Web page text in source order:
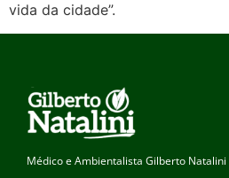
vida da cidade”.
Médico e Ambientalista Gilberto Natalini